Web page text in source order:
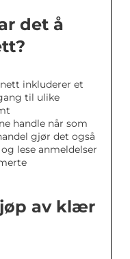
det å
inkluderer et
til ulike
handle når som
gjør det også
lese anmeldelser
av klær